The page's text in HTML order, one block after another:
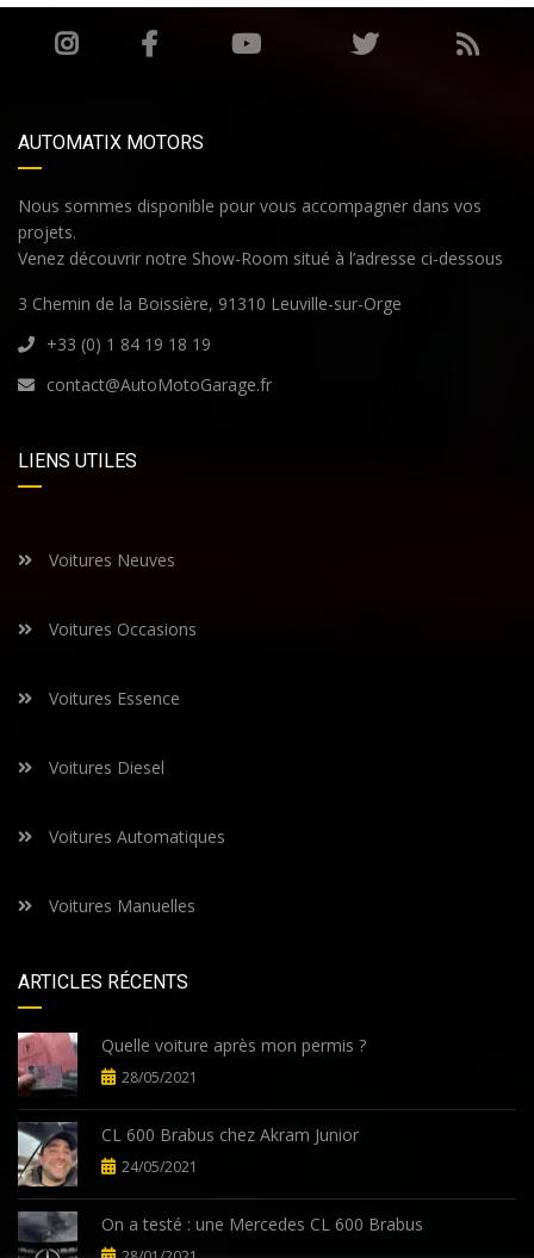
AUTOMATIX MOTORS
Nous sommes disponible pour vous accompagner dans vos
projets.
Venez découvrir notre Show-Room situé à l’adresse ci-dessous
3 Chemin de la Boissière, 91310 Leuville-sur-Orge
+33 (0) 1 84 19 18 19
contact@AutoMotoGarage.fr
LIENS UTILES
Voitures Neuves
Voitures Occasions
Voitures Essence
Voitures Diesel
Voitures Automatiques
Voitures Manuelles
ARTICLES RÉCENTS
Quelle voiture après mon permis ?
28/05/2021
CL 600 Brabus chez Akram Junior
24/05/2021
On a testé : une Mercedes CL 600 Brabus